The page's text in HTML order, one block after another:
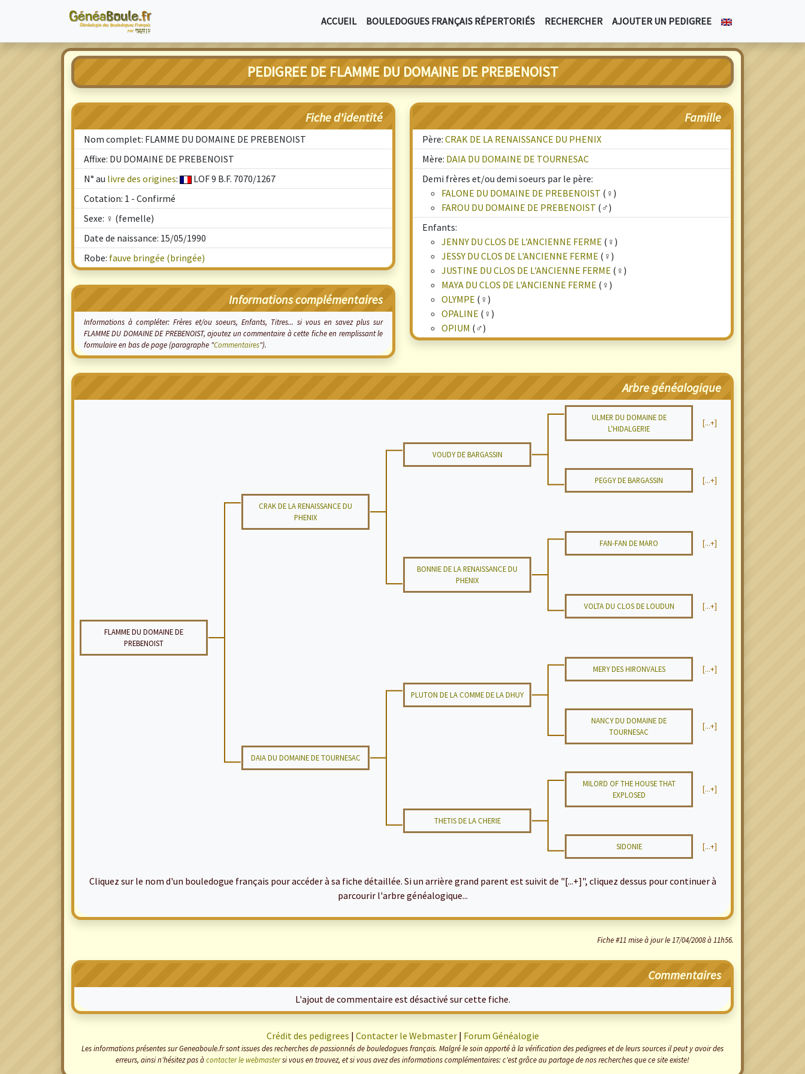
ACCUEIL BOULEDOGUES FRANÇAIS RÉPERTORIÉS RECHERCHER AJOUTER UN PEDIGREE
PEDIGREE DE FLAMME DU DOMAINE DE PREBENOIST
Fiche d'identité
Nom complet: FLAMME DU DOMAINE DE PREBENOIST
Affixe: DU DOMAINE DE PREBENOIST
N° au livre des origines:
LOF 9 B.F. 7070/1267
Cotation: 1 - Confirmé
Sexe: ♀ (femelle)
Date de naissance: 15/05/1990
Robe: fauve bringée (bringée)
Informations complémentaires
Informations à compléter: Frères et/ou soeurs, Enfants, Titres... si vous en savez plus sur
FLAMME DU DOMAINE DE PREBENOIST, ajoutez un commentaire à cette fiche en remplissant le
formulaire en bas de page (paragraphe "Commentaires").
Famille
Père: CRAK DE LA RENAISSANCE DU PHENIX
Mère: DAIA DU DOMAINE DE TOURNESAC
Demi frères et/ou demi soeurs par le père:
FALONE DU DOMAINE DE PREBENOIST (♀)
FAROU DU DOMAINE DE PREBENOIST (♂)
Enfants:
JENNY DU CLOS DE L'ANCIENNE FERME (♀)
JESSY DU CLOS DE L'ANCIENNE FERME (♀)
JUSTINE DU CLOS DE L'ANCIENNE FERME (♀)
MAYA DU CLOS DE L'ANCIENNE FERME (♀)
OLYMPE (♀)
OPALINE (♀)
OPIUM (♂)
Arbre généalogique
ULMER DU DOMAINE DE
L'HIDALGERIE
[...+]
VOUDY DE BARGASSIN
PEGGY DE BARGASSIN [...+]
CRAK DE LA RENAISSANCE DU
PHENIX
FAN-FAN DE MARO [...+]
BONNIE DE LA RENAISSANCE DU
PHENIX
VOLTA DU CLOS DE LOUDUN [...+]
FLAMME DU DOMAINE DE
PREBENOIST
MERY DES HIRONVALES [...+]
PLUTON DE LA COMME DE LA DHUY
NANCY DU DOMAINE DE
TOURNESAC
[...+]
DAIA DU DOMAINE DE TOURNESAC
MILORD OF THE HOUSE THAT
EXPLOSED
[...+]
THETIS DE LA CHERIE
SIDONIE [...+]
Cliquez sur le nom d'un bouledogue français pour accéder à sa fiche détaillée. Si un arrière grand parent est suivit de "[...+]", cliquez dessus pour continuer à
parcourir l'arbre généalogique...
Fiche #11 mise à jour le 17/04/2008 à 11h56.
Commentaires
L'ajout de commentaire est désactivé sur cette fiche.
Crédit des pedigrees | Contacter le Webmaster| Forum Généalogie
Les informations présentes sur Geneaboule.fr sont issues des recherches de passionnés de bouledogues français. Malgré le soin apporté à la vérification des pedigrees et de leurs sources il peut y avoir des
erreurs, ainsi n'hésitez pas àcontacter le webmastersi vous en trouvez, et si vous avez des informations complémentaires: c'est grâce au partage de nos recherches que ce site existe!